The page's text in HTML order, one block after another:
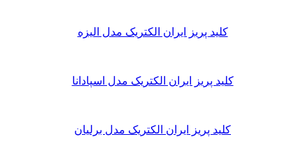
کلید پریز ایران الکتریک مدل الیزه
کلید پریز ایران الکتریک مدل اسپادانا
کلید پریز ایران الکتریک مدل برلیان